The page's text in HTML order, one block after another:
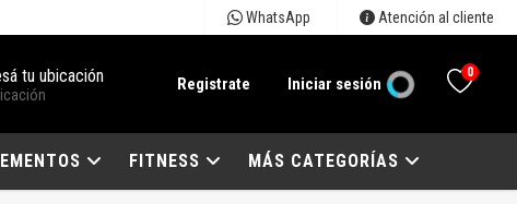
WhatsApp Atención al cliente
tu ubicación Registrate Iniciar sesión
0
FITNESS MÁS CATEGORÍAS